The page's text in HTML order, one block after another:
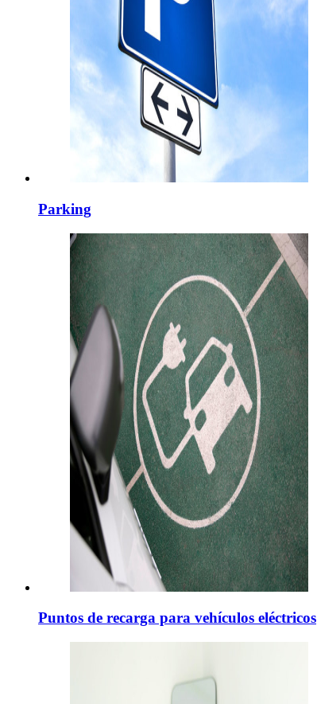
Parking
Puntos de recarga para vehículos eléctricos